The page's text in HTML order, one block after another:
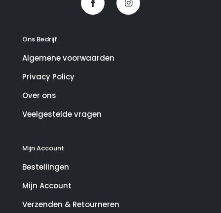
Ons Bedrijf
Algemene voorwaarden
Privacy Policy
Over ons
Veelgestelde vragen
Mijn Account
Bestellingen
Mijn Account
Verzenden & Retourneren